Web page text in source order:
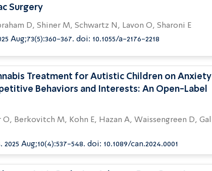
Surgery
DB, Abraham D, Shiner M, Schwartz N, Lavon O, Sharoni E
Aug;73(5):360-367. doi: 10.1055/a-2176-2218
Treatment for Autistic Children on Anxiety
Behaviors and Interests: An Open-Label
Aug;10(4):537-548. doi: 10.1089/can.2024.0001